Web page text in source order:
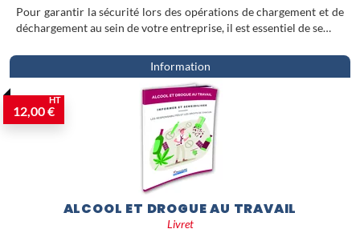
Pour garantir la sécurité lors des opérations de chargement et de
déchargement au sein de votre entreprise, il est essentiel de se…
Information
12,00 €
HT
ALCOOL ET DROGUE AU TRAVAIL
Livret